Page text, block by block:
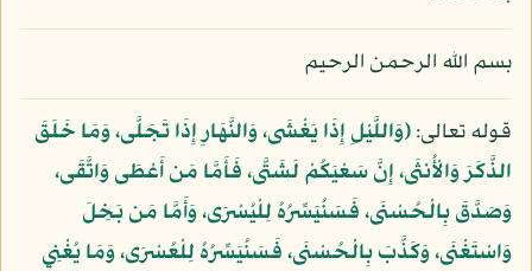
بسم الله الرحمن الرحيم
قوله تعالى:﴿وَاللَّيْلِ إِذَا يَغْشَى، وَالنَّهَارِ إِذَا تَجَلَّى، وَمَا خَلَقَ
الذَّكَرَ وَالْأُنثَى، إِنَّ سَعْيَكُمْ لَشَتَّى، فَأَمَّا مَن أَعْطَى وَاتَّقَى،
وَصَدَّقَ بِالْحُسْنَى، فَسَنُيَسِّرُهُ لِلْيُسْرَى، وَأَمَّا مَن بَخِلَ
وَاسْتَغْنَى، وَكَذَّبَ بِالْحُسْنَى، فَسَنُيَسِّرُهُ لِلْعُسْرَى، وَمَا يُغْنِي